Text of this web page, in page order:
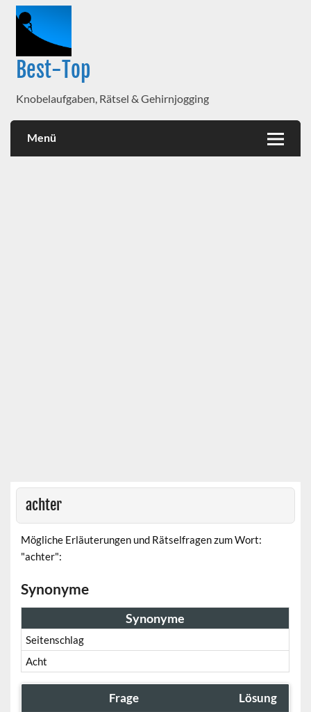
Best-Top
Knobelaufgaben, Rätsel & Gehirnjogging
Menü
achter
Mögliche Erläuterungen und Rätselfragen zum Wort:
"achter":
Synonyme
Synonyme
Seitenschlag
Acht
Frage Lösung